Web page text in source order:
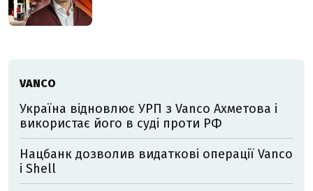
VANCO
Україна відновлює УРП з Vanco Ахметова і
використає його в суді проти РФ
Нацбанк дозволив видаткові операції Vanco
і Shell